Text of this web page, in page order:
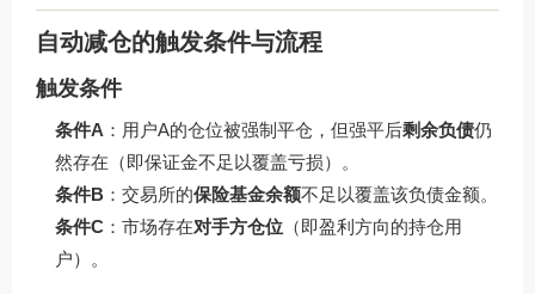
自动减仓的触发条件与流程
触发条件
条件A ：用户A的仓位被强制平仓，但强平后剩余负债仍
然存在（即保证金不足以覆盖亏损）。
条件B ：交易所的保险基金余额不足以覆盖该负债金额。
条件C ：市场存在对手方仓位 （即盈利方向的持仓用
户）。